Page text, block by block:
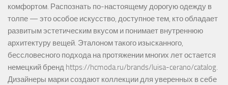
комфортом. Распознать по-настоящему дорогую одежду в
толпе — это особое искусство, доступное тем, кто обладает
развитым эстетическим вкусом и понимает внутреннюю
архитектуру вещей. Эталоном такого изысканного,
бессловесного подхода на протяжении многих лет остается
немецкий бренд https://hcmoda.ru/brands/luisa-cerano/catalog.
Дизайнеры марки создают коллекции для уверенных в себе